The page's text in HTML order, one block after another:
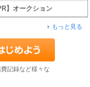
】オークション
もっと見る
記録など様々な